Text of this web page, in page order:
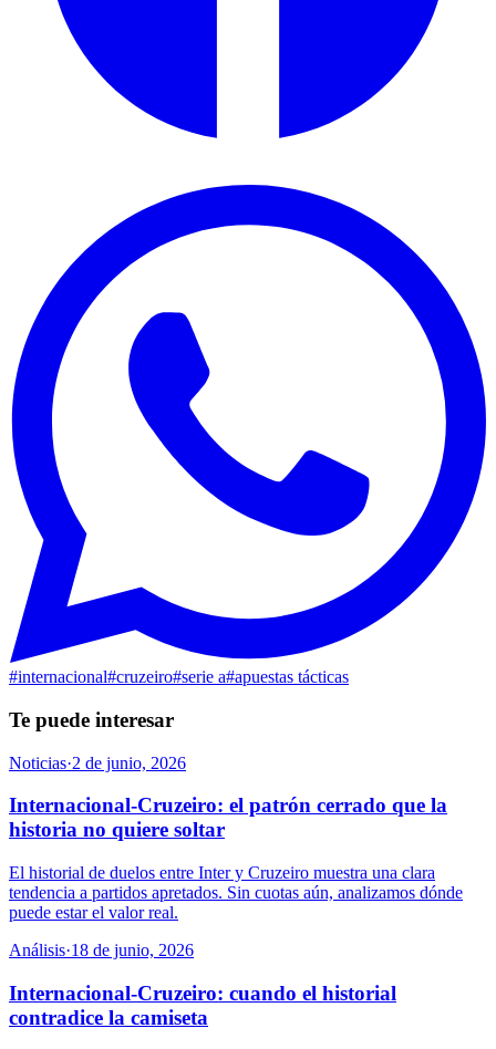
#internacional#cruzeiro#serie a#apuestas tácticas
Te puede interesar
Noticias·2 de junio, 2026
Internacional-Cruzeiro: el patrón cerrado que la
historia no quiere soltar
El historial de duelos entre Inter y Cruzeiro muestra una clara
tendencia a partidos apretados. Sin cuotas aún, analizamos dónde
puede estar el valor real.
Análisis·18 de junio, 2026
Internacional-Cruzeiro: cuando el historial
contradice la camiseta